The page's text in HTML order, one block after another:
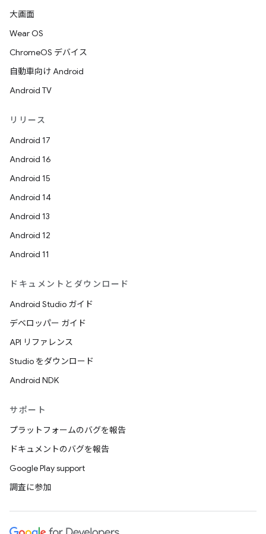
大画面
Wear OS
ChromeOS デバイス
自動車向け Android
Android TV
リリース
Android 17
Android 16
Android 15
Android 14
Android 13
Android 12
Android 11
ドキュメントとダウンロード
Android Studio ガイド
デベロッパー ガイド
API リファレンス
Studio をダウンロード
Android NDK
サポート
プラットフォームのバグを報告
ドキュメントのバグを報告
Google Play support
調査に参加